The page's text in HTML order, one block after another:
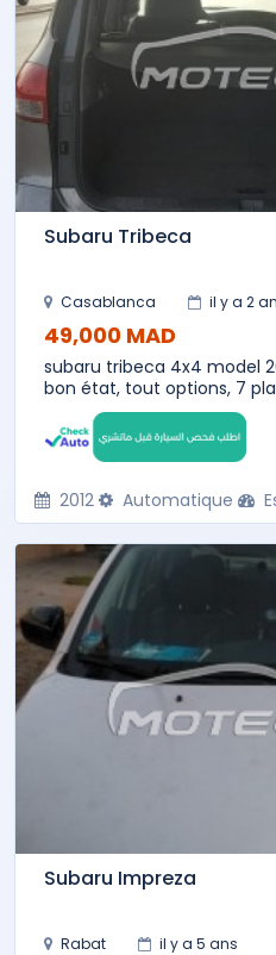
Subaru Tribeca
Casablanca il y a 2
49,000 MAD
subaru tribeca 4x4 model
bon état, tout options, 7
2012 Automatique
Subaru Impreza
Rabat il y a 5 ans